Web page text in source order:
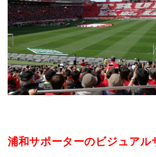
浦和サポーターのビジュアル